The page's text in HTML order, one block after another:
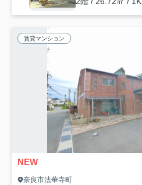
賃貸マンション
NEW
奈良市法華寺町